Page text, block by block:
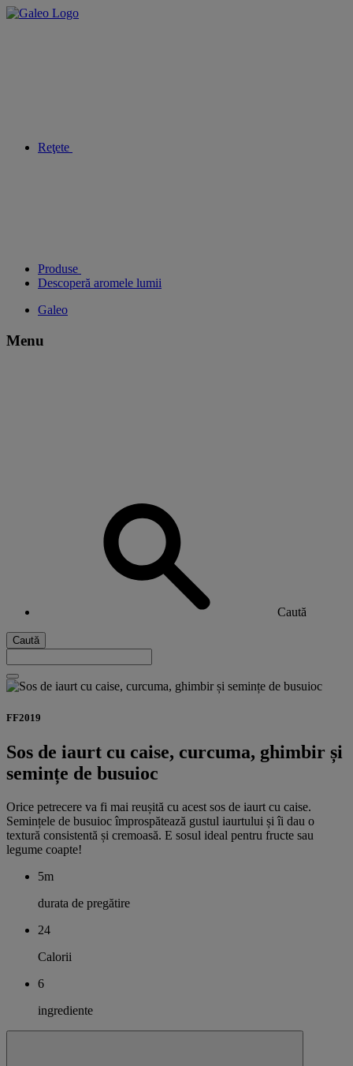
Reţete
Produse
Descoperă aromele lumii
Galeo
Menu
Caută
Caută
FF2019
Sos de iaurt cu caise, curcuma, ghimbir și
semințe de busuioc
Orice petrecere va fi mai reușită cu acest sos de iaurt cu caise.
Semințele de busuioc împrospătează gustul iaurtului și îi dau o
textură consistentă și cremoasă. E sosul ideal pentru fructe sau
legume coapte!
5m
durata de pregătire
24
Calorii
6
ingrediente